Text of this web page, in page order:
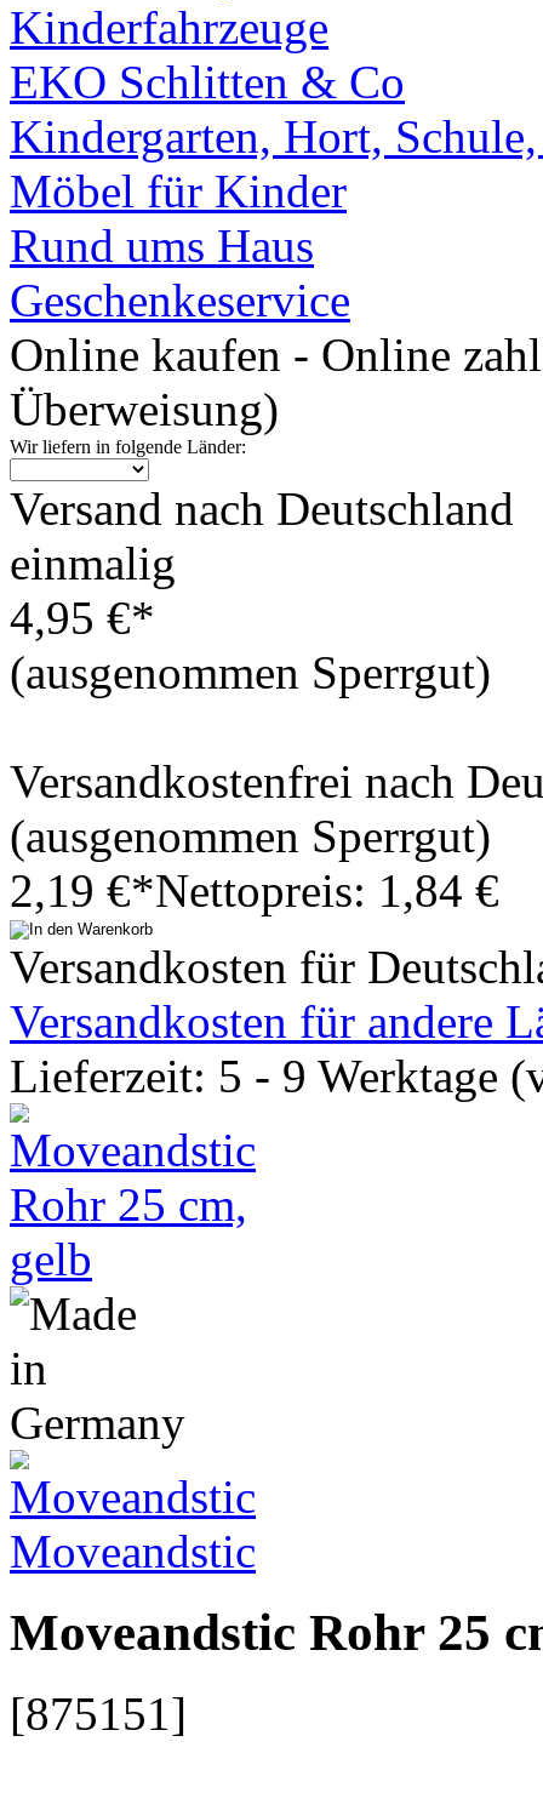
Kinderfahrzeuge
EKO Schlitten & Co
Kindergarten, Hort,
Möbel für Kinder
Rund ums Haus
Geschenkeservice
Online kaufen - Online
Überweisung)
Wir liefern in folgende Länder:
Versand nach Deutschland
einmalig
4,95 €*
(ausgenommen Sperrgut)
Versandkostenfrei nach
(ausgenommen Sperrgut)
2,19 €*Nettopreis: 1,84 €
Versandkosten für
Versandkosten für andere
Lieferzeit: 5 - 9 Werktage
Moveandstic
Moveandstic Rohr 25
[875151]